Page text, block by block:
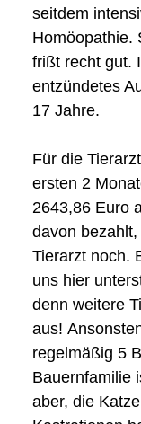
seitdem
Homöopathie.
frißt recht gut.
entzündetes
17 Jahre.
Für die
ersten 2
2643,86 Euro
davon
Tierarzt noch.
uns hier
denn weitere
aus!
regelmäßig 5
Bauernfamilie
aber, die